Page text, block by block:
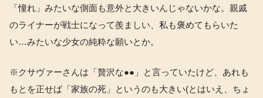
「憧れ」みたいな側面も意外と大きいんじゃないかな。親戚
のライナーが戦士になって羨ましい、私も褒めてもらいた
い…みたいな少女の純粋な願いとか。
※クサヴァーさんは「贅沢な●●」と言っていたけど、あれも
もとを正せば「家族の死」というのも大きい(とはいえ、ちょ